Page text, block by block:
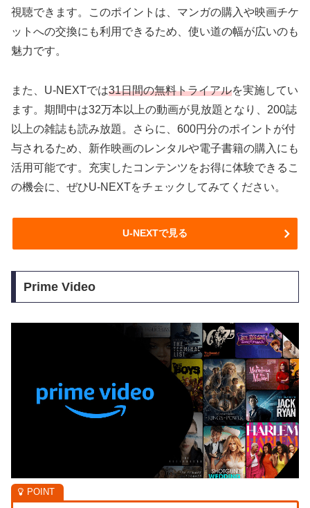
視聴できます。このポイントは、マンガの購入や映画チケ
ットへの交換にも利用できるため、使い道の幅が広いのも
魅力です。
また、U-NEXTでは31日間の無料トライアルを実施してい
ます。期間中は32万本以上の動画が見放題となり、200誌
以上の雑誌も読み放題。さらに、600円分のポイントが付
与されるため、新作映画のレンタルや電子書籍の購入にも
活用可能です。充実したコンテンツをお得に体験できるこ
の機会に、ぜひU-NEXTをチェックしてみてください。
U-NEXTで見る
Prime Video